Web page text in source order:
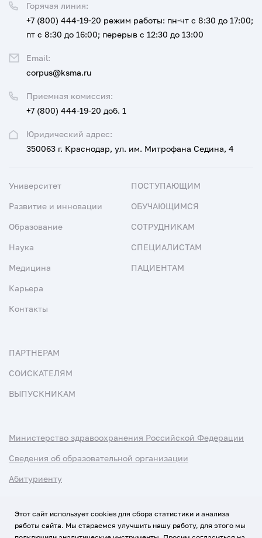
Юридический адрес:
350063 г. Краснодар, ул. им. Митрофана Седина, 4
Приемная комиссия:
+7 (800) 444-19-20 доб. 1
Горячая линия:
+7 (800) 444-19-20 режим работы: пн-чт с 8:30 до 17:00;
пт с 8:30 до 16:00; перерыв с 12:30 до 13:00
Email:
corpus@ksma.ru
Университет
Развитие и инновации
Образование
Наука
Медицина
Карьера
Контакты
ПОСТУПАЮЩИМ
ОБУЧАЮЩИМСЯ
СОТРУДНИКАМ
СПЕЦИАЛИСТАМ
ПАЦИЕНТАМ
ПАРТНЕРАМ
СОИСКАТЕЛЯМ
ВЫПУСКНИКАМ
Министерство здравоохранения Российской Федерации
Сведения об образовательной организации
Абитуриенту
Этот сайт использует cookies для сбора статистики и анализа
работы сайта. Мы стараемся улучшить нашу работу, для этого мы